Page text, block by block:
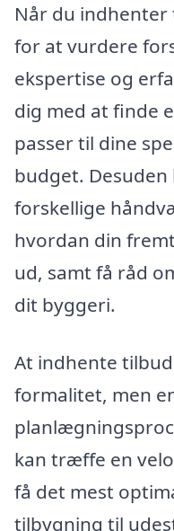
Når du
for at vurdere
ekspertise og
dig med at finde
passer til dine
budget. Desuden
forskellige
hvordan din
ud, samt få råd
dit byggeri.
At indhente
formalitet, men
kan træffe en
få det mest
tilbygning til